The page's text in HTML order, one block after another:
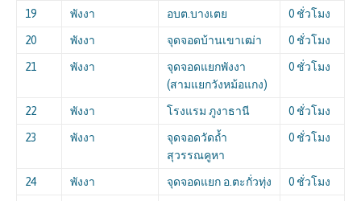
19 พังงา อบต.บางเตย 0 ชั่วโมง
20 พังงา จุดจอดบ้านเขาเฒ่า 0 ชั่วโมง
21 พังงา
จุดจอดแยกพังงา
(สามแยกวังหม้อแกง)
0 ชั่วโมง
22 พังงา โรงแรม ภูงาธานี 0 ชั่วโมง
23 พังงา
จุดจอดวัดถ้ำ
สุวรรณคูหา
0 ชั่วโมง
24 พังงา จุดจอดแยก อ.ตะกั่วทุ่ง 0 ชั่วโมง